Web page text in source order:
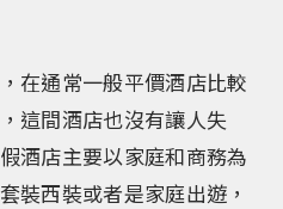
在通常一般平價酒店比較
這間酒店也沒有讓人失
酒店主要以家庭和商務為
裝西裝或者是家庭出遊，